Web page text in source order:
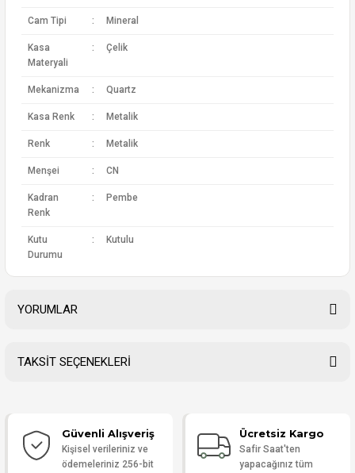
Cam Tipi : Mineral
Kasa
Materyali
: Çelik
Mekanizma : Quartz
Kasa Renk : Metalik
Renk : Metalik
Menşei : CN
Kadran
Renk
: Pembe
Kutu
Durumu
: Kutulu
YORUMLAR
Yorum Yaz
TAKSİT SEÇENEKLERİ
Güvenli Alışveriş
Kişisel verileriniz ve
ödemeleriniz 256-bit
Ücretsiz Kargo
Safir Saat'ten
yapacağınız tüm